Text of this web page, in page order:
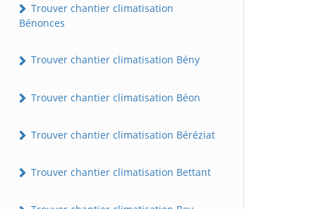
Trouver chantier climatisation
Bénonces
Trouver chantier climatisation Bény
Trouver chantier climatisation Béon
Trouver chantier climatisation Béréziat
Trouver chantier climatisation Bettant